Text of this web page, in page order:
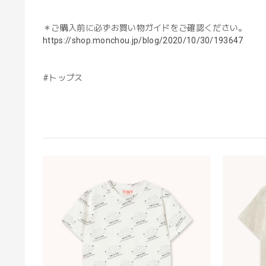
＊ご購入前に必ずお買い物ガイドをご確認ください。
https://shop.monchou.jp/blog/2020/10/30/193647
#トップス